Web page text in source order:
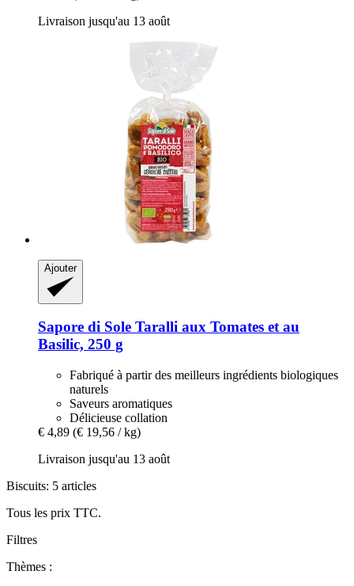
Livraison jusqu'au 13 août
Ajouter
Sapore di Sole Taralli aux Tomates et au
Basilic, 250 g
Fabriqué à partir des meilleurs ingrédients biologiques
naturels
Saveurs aromatiques
Délicieuse collation
€ 4,89 (€ 19,56 / kg)
Livraison jusqu'au 13 août
Biscuits: 5 articles
Tous les prix TTC.
Filtres
Thèmes :